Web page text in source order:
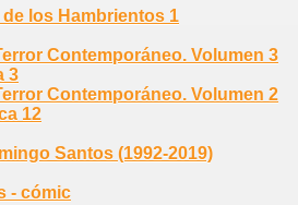
los Hambrientos 1
Contemporáneo. Volumen 3
3
Contemporáneo. Volumen 2
12
Santos (1992-2019)
- cómic